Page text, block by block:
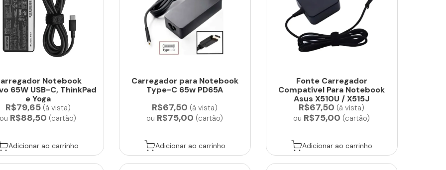
Notebook
65W USB-C, ThinkPad
e Yoga
R$79,65(à vista)
ou R$88,50 (cartão)
Adicionar ao carrinho
Carregador para Notebook
Type-C 65w PD65A
R$67,50 (à vista)
ou R$75,00 (cartão)
Adicionar ao carrinho
Fonte Carregador
Compatível Para Notebook
Asus X510U / X515J
R$67,50 (à vista)
ou R$75,00 (cartão)
Adicionar ao carrinho